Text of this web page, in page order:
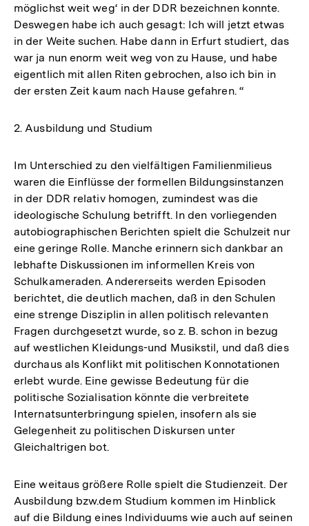
möglichst weit weg‘ in der DDR bezeichnen konnte.
Deswegen habe ich auch gesagt: Ich will jetzt etwas
in der Weite suchen. Habe dann in Erfurt studiert, das
war ja nun enorm weit weg von zu Hause, und habe
eigentlich mit allen Riten gebrochen, also ich bin in
der ersten Zeit kaum nach Hause gefahren. “
2. Ausbildung und Studium
Im Unterschied zu den vielfältigen Familienmilieus
waren die Einflüsse der formellen Bildungsinstanzen
in der DDR relativ homogen, zumindest was die
ideologische Schulung betrifft. In den vorliegenden
autobiographischen Berichten spielt die Schulzeit nur
eine geringe Rolle. Manche erinnern sich dankbar an
lebhafte Diskussionen im informellen Kreis von
Schulkameraden. Andererseits werden Episoden
berichtet, die deutlich machen, daß in den Schulen
eine strenge Disziplin in allen politisch relevanten
Fragen durchgesetzt wurde, so z. B. schon in bezug
auf westlichen Kleidungs-und Musikstil, und daß dies
durchaus als Konflikt mit politischen Konnotationen
erlebt wurde. Eine gewisse Bedeutung für die
politische Sozialisation könnte die verbreitete
Internatsunterbringung spielen, insofern als sie
Gelegenheit zu politischen Diskursen unter
Gleichaltrigen bot.
Eine weitaus größere Rolle spielt die Studienzeit. Der
Ausbildung bzw.dem Studium kommen im Hinblick
auf die Bildung eines Individuums wie auch auf seinen